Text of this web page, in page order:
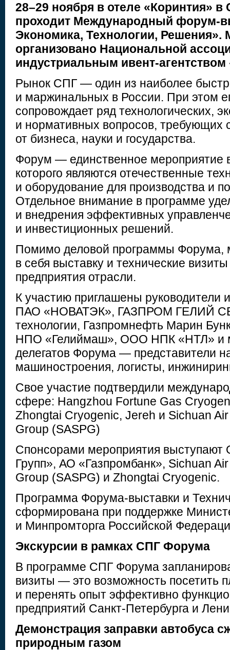
28–29 ноября в отеле «Коринтия» в
проходит Международный форум-
Экономика, Технологии, Решения».
организовано Национальной
индустриальным ивент-агентством
Рынок СПГ — один из наиболее
и маржинальных в России. При этом
сопровождает ряд технологических,
и нормативных вопросов, требующих
от бизнеса, науки и государства.
Форум — единственное
которого являются отечественные
и оборудование для производства и
Отдельное внимание в программе
и внедрения эффективных
и инвестиционных решений.
Помимо деловой программы Форума,
в себя выставку и технические
предприятия отрасли.
К участию приглашены руководители
ПАО «НОВАТЭК», ГАЗПРОМ ГЕЛИЙ
технологии, Газпромнефть Марин
НПО «Гелиймаш», ООО НПК «НТЛ» и
делегатов Форума — представители
машиностроения, логисты,
Свое участие подтвердили
сфере: Hangzhou Fortune Gas
Zhongtai Cryogenic, Jereh и Sichuan
Group (SASPG)
Спонсорами мероприятия
Групп», АО «Газпромбанк», Sichuan
Group (SASPG) и Zhongtai Cryogenic.
Программа Форума-выставки и
сформирована при поддержке
и Минпромторга Российской
Экскурсии в рамках СПГ Форума
В программе СПГ Форума
визиты — это возможность посетить
и перенять опыт эффективно
предприятий Санкт-Петербурга и
Демонстрация заправки автобуса
природным газом